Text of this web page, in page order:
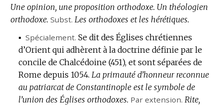
:
Une opinion, une proposition orthodoxe. Un théologien
orthodoxe. Subst. Les orthodoxes et les hérétiques.
▪ Spécialement. Se dit des Églises chrétiennes
d’Orient qui adhèrent à la doctrine définie par le
concile de Chalcédoine (451), et sont séparées de
Rome depuis 1054. La primauté d’honneur reconnue
au patriarcat de Constantinople est le symbole de
l’union des Églises orthodoxes. Par extension. Rite,